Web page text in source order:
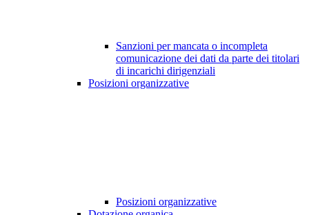
Sanzioni per mancata o incompleta
comunicazione dei dati da parte dei titolari
di incarichi dirigenziali
Posizioni organizzative
Posizioni organizzative